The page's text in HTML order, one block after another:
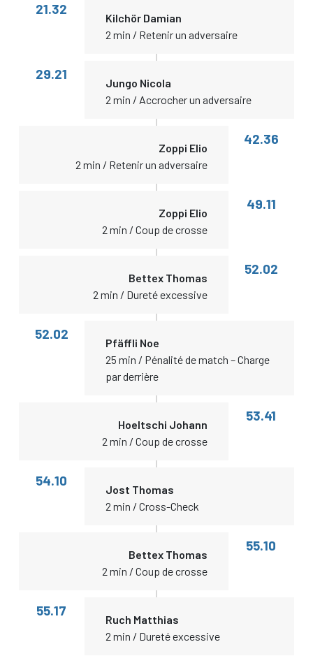
21.32
Kilchör Damian
2 min / Retenir un adversaire
29.21
Jungo Nicola
2 min / Accrocher un adversaire
Zoppi Elio
2 min / Retenir un adversaire
42.36
Zoppi Elio
2 min / Coup de crosse
49.11
Bettex Thomas
2 min / Dureté excessive
52.02
52.02
Pfäffli Noe
25 min / Pénalité de match – Charge
par derrière
Hoeltschi Johann
2 min / Coup de crosse
53.41
54.10
Jost Thomas
2 min / Cross-Check
Bettex Thomas
2 min / Coup de crosse
55.10
55.17
Ruch Matthias
2 min / Dureté excessive